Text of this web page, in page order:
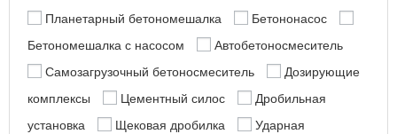
Планетарный бетономешалка
Бетононасос
Бетономешалка с насосом
Автобетоносмеситель
Самозагрузочный бетоносмеситель
Дозирующие
комплексы
Цементный силос
Дробильная
установка
Щековая дробилка Ударная